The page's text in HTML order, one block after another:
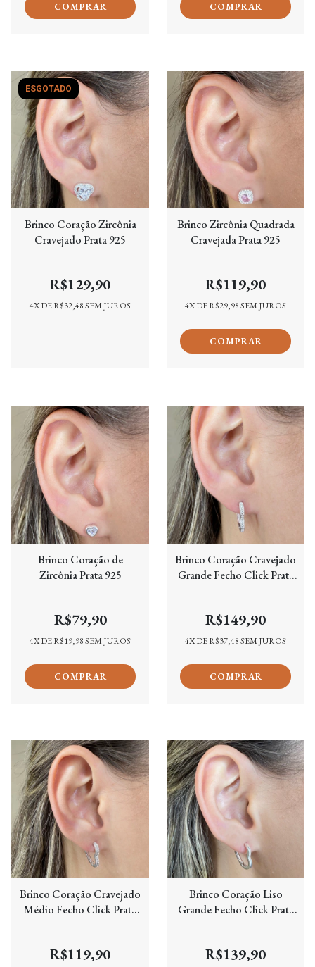
ESGOTADO
Brinco Coração Zircônia
Cravejado Prata 925
R$129,90
4X DER$32,48SEM JUROS
Brinco Zircônia Quadrada
Cravejada Prata 925
R$119,90
4X DER$29,98SEM JUROS
Brinco Coração de
Zircônia Prata 925
R$79,90
4X DER$19,98SEM JUROS
Brinco Coração Cravejado
Grande Fecho Click Prata
R$149,90
4X DER$37,48SEM JUROS
Brinco Coração Cravejado
Médio Fecho Click Prata
R$119,90
Brinco Coração Liso
Grande Fecho Click Prata
R$139,90